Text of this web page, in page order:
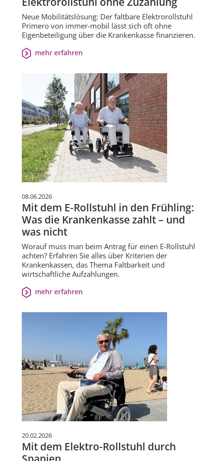
Neue Mobilitätslösung: Der faltbare Elektrorollstuhl
Primero von immer-mobil lässt sich oft ohne
Eigenbeteiligung über die Krankenkasse finanzieren.
mehr erfahren
08.06.2026
Mit dem E-Rollstuhl in den Frühling:
Was die Krankenkasse zahlt – und
was nicht
Worauf muss man beim Antrag für einen E-Rollstuhl
achten? Erfahren Sie alles über Kriterien der
Krankenkassen, das Thema Faltbarkeit und
wirtschaftliche Aufzahlungen.
mehr erfahren
20.02.2026
Mit dem Elektro-Rollstuhl durch